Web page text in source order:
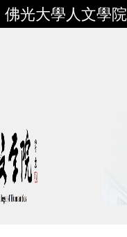
佛光大學人文學院